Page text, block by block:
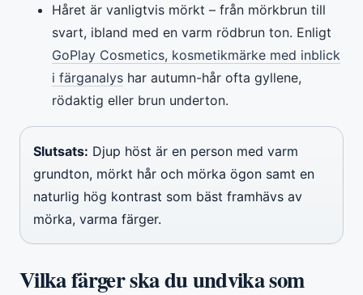
Håret är vanligtvis mörkt – från mörkbrun till
svart, ibland med en varm rödbrun ton. Enligt
GoPlay Cosmetics, kosmetikmärke med inblick
i färganalys har autumn-hår ofta gyllene,
rödaktig eller brun underton.
Slutsats: Djup höst är en person med varm
grundton, mörkt hår och mörka ögon samt en
naturlig hög kontrast som bäst framhävs av
mörka, varma färger.
Vilka färger ska du undvika som